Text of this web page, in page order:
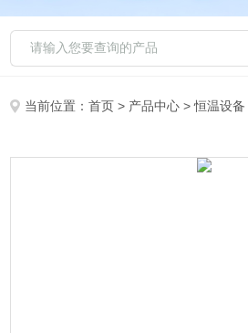
当前位置：首页 > 产品中心 >恒温设备